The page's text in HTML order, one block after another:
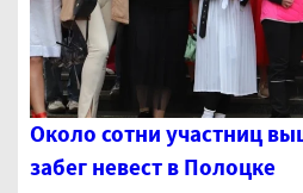
Около сотни участниц
забег невест в Полоцке